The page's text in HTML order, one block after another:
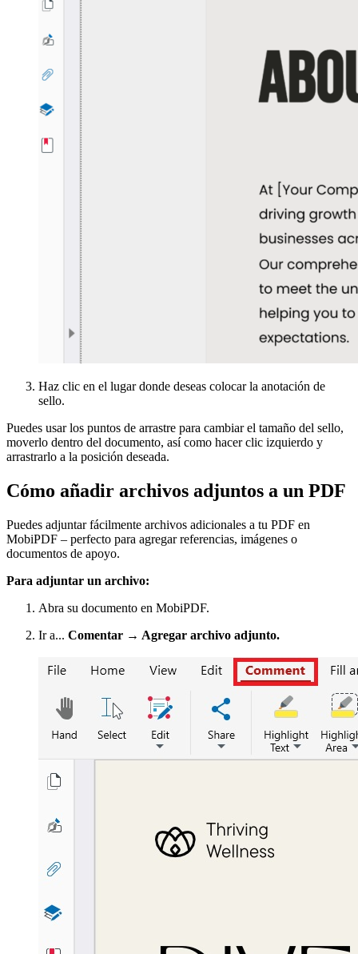
Haz clic en el lugar donde deseas colocar la anotación de
sello.
Puedes usar los puntos de arrastre para cambiar el tamaño del sello,
moverlo dentro del documento, así como hacer clic izquierdo y
arrastrarlo a la posición deseada.
Cómo añadir archivos adjuntos a un PDF
Puedes adjuntar fácilmente archivos adicionales a tu PDF en
MobiPDF – perfecto para agregar referencias, imágenes o
documentos de apoyo.
Para adjuntar un archivo:
Abra su documento en MobiPDF.
Ir a... Comentar → Agregar archivo adjunto.